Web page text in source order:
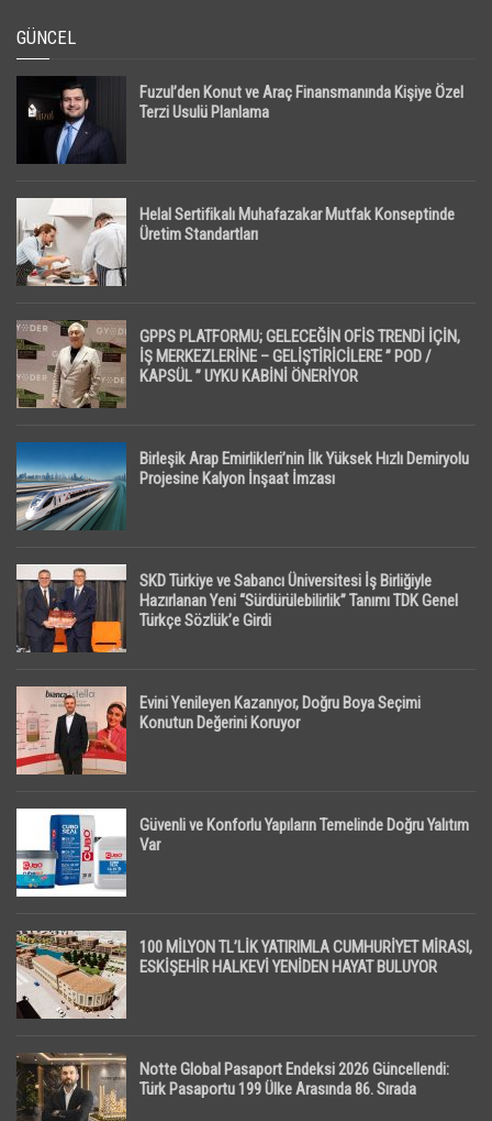
GÜNCEL
Fuzul’den Konut ve Araç Finansmanında Kişiye Özel
Terzi Usulü Planlama
Helal Sertifikalı Muhafazakar Mutfak Konseptinde
Üretim Standartları
GPPS PLATFORMU; GELECEĞİN OFİS TRENDİ İÇİN,
İŞ MERKEZLERİNE – GELİŞTİRİCİLERE ” POD /
KAPSÜL ” UYKU KABİNİ ÖNERİYOR
Birleşik Arap Emirlikleri’nin İlk Yüksek Hızlı Demiryolu
Projesine Kalyon İnşaat İmzası
SKD Türkiye ve Sabancı Üniversitesi İş Birliğiyle
Hazırlanan Yeni “Sürdürülebilirlik” Tanımı TDK Genel
Türkçe Sözlük’e Girdi
Evini Yenileyen Kazanıyor, Doğru Boya Seçimi
Konutun Değerini Koruyor
Güvenli ve Konforlu Yapıların Temelinde Doğru Yalıtım
Var
100 MİLYON TL’LİK YATIRIMLA CUMHURİYET MİRASI,
ESKİŞEHİR HALKEVİ YENİDEN HAYAT BULUYOR
Notte Global Pasaport Endeksi 2026 Güncellendi:
Türk Pasaportu 199 Ülke Arasında 86. Sırada